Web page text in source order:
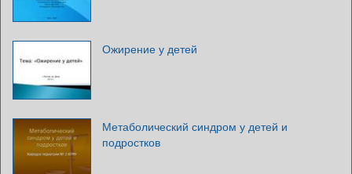
Ожирение у детей
Метаболический синдром у детей и
подростков